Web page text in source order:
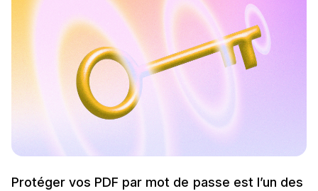
Protéger vos PDF par mot de passe est l’un des